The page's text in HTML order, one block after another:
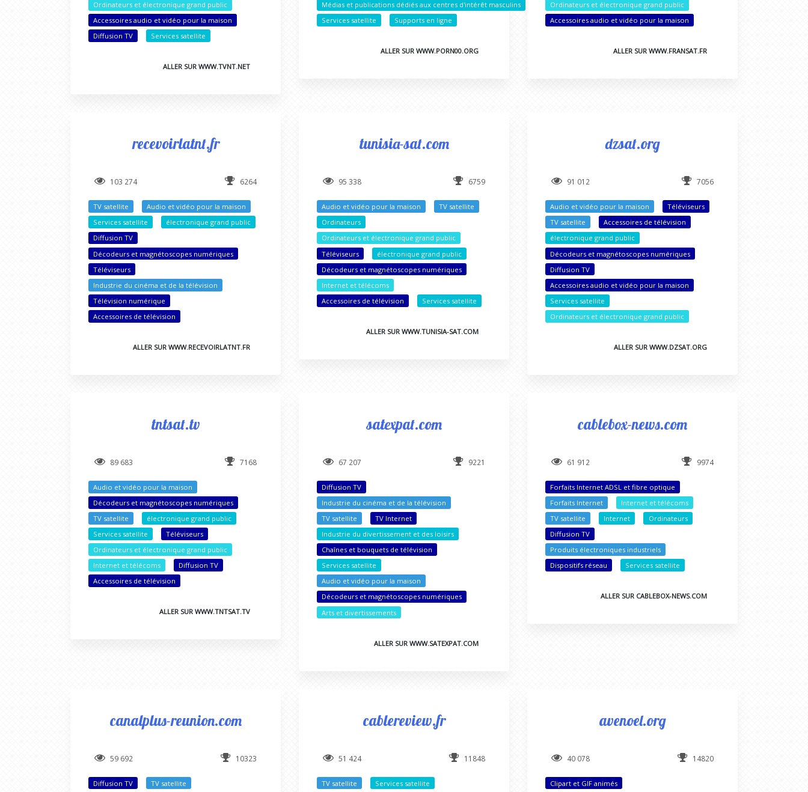
Ordinateurs et électronique grand public
Accessoires audio et vidéo pour la maison
Diffusion TV
Services satellite
ALLER SUR WWW.TVNT.NET
Médias et publications dédiés aux centres d'intérêt masculins
Services satellite
Supports en ligne
ALLER SUR WWW.PORN00.ORG
Ordinateurs et électronique grand public
Accessoires audio et vidéo pour la maison
ALLER SUR WWW.FRANSAT.FR
recevoirlatnt.fr
103 274 6264
TV satellite
Audio et vidéo pour la maison
Services satellite
électronique grand public
Diffusion TV
Décodeurs et magnétoscopes numériques
Téléviseurs
Industrie du cinéma et de la télévision
Télévision numérique
Accessoires de télévision
ALLER SUR WWW.RECEVOIRLATNT.FR
tunisia-sat.com
95 338 6759
Audio et vidéo pour la maison
TV satellite
Ordinateurs
Ordinateurs et électronique grand public
Téléviseurs
électronique grand public
Décodeurs et magnétoscopes numériques
Internet et télécoms
Accessoires de télévision
Services satellite
ALLER SUR WWW.TUNISIA-SAT.COM
dzsat.org
91 012 7056
Audio et vidéo pour la maison
Téléviseurs
TV satellite
Accessoires de télévision
électronique grand public
Décodeurs et magnétoscopes numériques
Diffusion TV
Accessoires audio et vidéo pour la maison
Services satellite
Ordinateurs et électronique grand public
ALLER SUR WWW.DZSAT.ORG
tntsat.tv
89 683 7168
Audio et vidéo pour la maison
Décodeurs et magnétoscopes numériques
TV satellite
électronique grand public
Services satellite
Téléviseurs
Ordinateurs et électronique grand public
Internet et télécoms
Diffusion TV
Accessoires de télévision
ALLER SUR WWW.TNTSAT.TV
satexpat.com
67 207 9221
Diffusion TV
Industrie du cinéma et de la télévision
TV satellite
TV Internet
Industrie du divertissement et des loisirs
Chaînes et bouquets de télévision
Services satellite
Audio et vidéo pour la maison
Décodeurs et magnétoscopes numériques
Arts et divertissements
ALLER SUR WWW.SATEXPAT.COM
cablebox-news.com
61 912 9974
Forfaits Internet ADSL et fibre optique
Forfaits Internet
Internet et télécoms
TV satellite
Internet
Ordinateurs
Diffusion TV
Produits électroniques industriels
Dispositifs réseau
Services satellite
ALLER SUR CABLEBOX-NEWS.COM
canalplus-reunion.com
59 692 10323
Diffusion TV TV satellite
cablereview.fr
51 424 11848
TV satellite Services satellite
avenoel.org
40 078 14820
Clipart et GIF animés